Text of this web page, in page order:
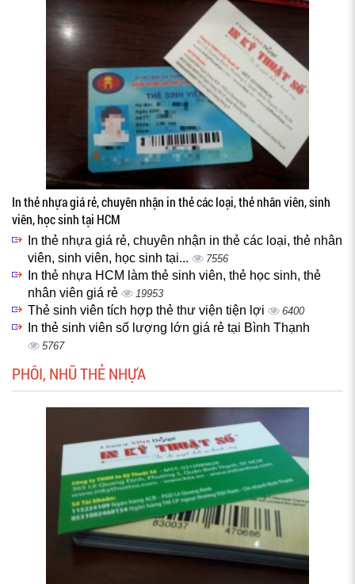
In thẻ nhựa giá rẻ, chuyên nhận in thẻ các loại, thẻ nhân viên, sinh
viên, học sinh tại HCM
In thẻ nhựa giá rẻ, chuyên nhận in thẻ các loại, thẻ nhân
viên, sinh viên, học sinh tại...
7556
In thẻ nhựa HCM làm thẻ sinh viên, thẻ học sinh, thẻ
nhân viên giá rẻ
19953
Thẻ sinh viên tích hợp thẻ thư viện tiện lợi 6400
In thẻ sinh viên số lượng lớn giá rẻ tại Bình Thạnh
5767
PHÔI, NHŨ THẺ NHỰA